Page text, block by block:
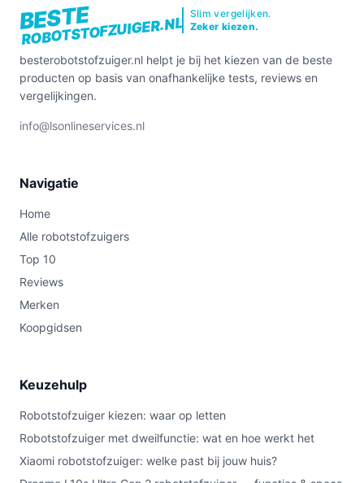
BESTE
ROBOTSTOFZUIGER.NL
Slim vergelijken.
Zeker kiezen.
besterobotstofzuiger.nl helpt je bij het kiezen van de beste
producten op basis van onafhankelijke tests, reviews en
vergelijkingen.
info@lsonlineservices.nl
Navigatie
Home
Alle robotstofzuigers
Top 10
Reviews
Merken
Koopgidsen
Keuzehulp
Robotstofzuiger kiezen: waar op letten
Robotstofzuiger met dweilfunctie: wat en hoe werkt het
Xiaomi robotstofzuiger: welke past bij jouw huis?